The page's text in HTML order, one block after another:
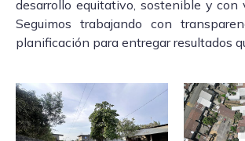
desarrollo equitativo, sostenible y con
Seguimos trabajando con
planificación para entregar resultados